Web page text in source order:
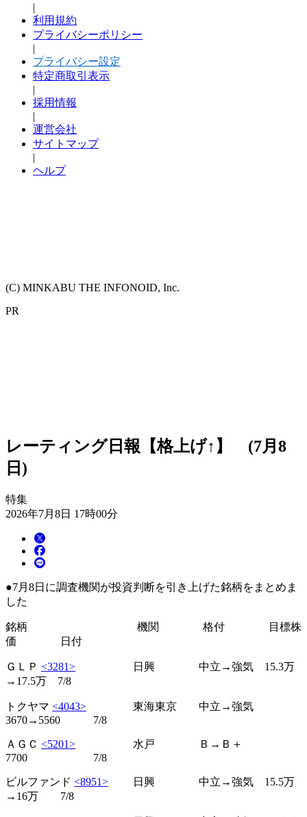
|
利用規約
プライバシーポリシー
|
プライバシー設定
特定商取引表示
|
採用情報
|
運営会社
サイトマップ
|
ヘルプ
(C) MINKABU THE INFONOID, Inc.
PR
レーティング日報【格上げ↑】 (7月8
日)
特集
2026年7月8日 17時00分
●7月8日に調査機関が投資判断を引き上げた銘柄をまとめま
した
銘柄 機関 格付 目標株
価 日付
ＧＬＰ <3281> 日興 中立→強気 15.3万
→17.5万 7/8
トクヤマ <4043> 東海東京 中立→強気
3670→5560 7/8
ＡＧＣ <5201> 水戸 Ｂ→Ｂ＋
7700 7/8
ビルファンド <8951> 日興 中立→強気 15.5万
→16万 7/8